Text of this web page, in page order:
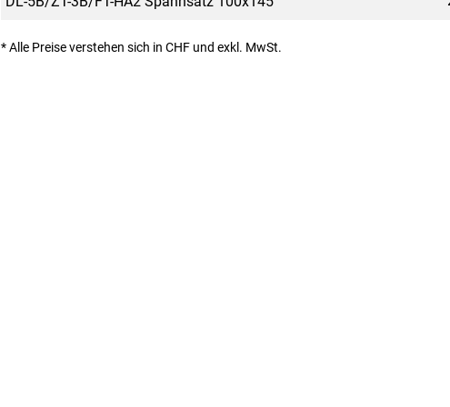
* Alle Preise verstehen sich in CHF und exkl. MwSt.